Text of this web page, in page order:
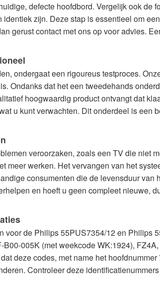
defecte hoofdbord. Vergelijk ook
zijn. Deze stap is essentieel om
gerust contact met ons op voor advies.
ondergaat een rigoureus testproces.
Ondanks dat het een tweedehands
hoogwaardig product ontvangt dat
u kunt verwachten. Dit onderdeel is een
veroorzaken, zoals een TV die niet
meer werken. Het vervangen van het
consumenten die de levensduur
en hoeft u geen compleet nieuwe,
voor de Philips 55PUS7354/12 en Philips
005K (met weekcode WK:1924),
deze codes, met name het
Controleer deze